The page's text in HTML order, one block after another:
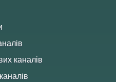
каналів